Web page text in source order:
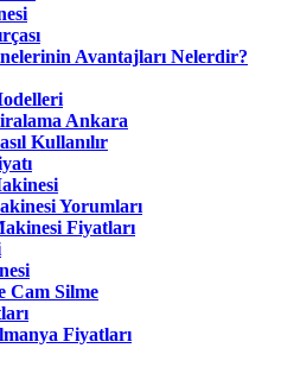
Avantajları Nelerdir?
Ankara
Kullanılır
Yorumları
Fiyatları
Cam Silme
Fiyatları